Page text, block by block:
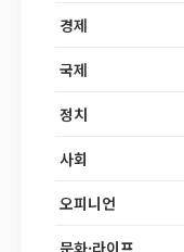
경제
국제
정치
사회
오피니언
문화·라이프